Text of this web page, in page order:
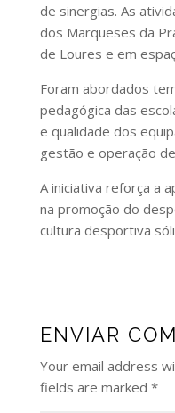
de sinergias. As
dos Marqueses da
de Loures e em
Foram abordados
pedagógica das
e qualidade dos
gestão e operação
A iniciativa reforça a
na promoção do
cultura desportiva
ENVIAR
Your email address
fields are marked *